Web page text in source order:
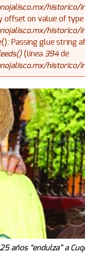
historico/
offset on value of
historico/
Passing glue string
(línea 394de
historico/
años “endulza” a